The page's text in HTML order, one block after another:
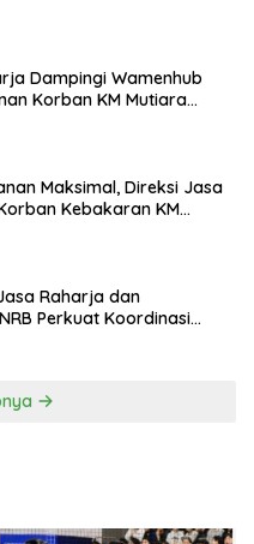
Dampingi Wamenhub
Korban KM Mutiara
Maksimal, Direksi Jasa
Kebakaran KM
Raharja dan
Perkuat Koordinasi